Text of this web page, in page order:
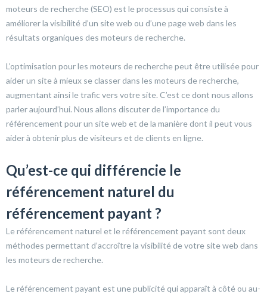
moteurs de recherche (SEO) est le processus qui consiste à
améliorer la visibilité d’un site web ou d’une page web dans les
résultats organiques des moteurs de recherche.
L’optimisation pour les moteurs de recherche peut être utilisée pour
aider un site à mieux se classer dans les moteurs de recherche,
augmentant ainsi le trafic vers votre site. C’est ce dont nous allons
parler aujourd’hui. Nous allons discuter de l’importance du
référencement pour un site web et de la manière dont il peut vous
aider à obtenir plus de visiteurs et de clients en ligne.
Qu’est-ce qui différencie le
référencement naturel du
référencement payant ?
Le référencement naturel et le référencement payant sont deux
méthodes permettant d’accroître la visibilité de votre site web dans
les moteurs de recherche.
Le référencement payant est une publicité qui apparaît à côté ou au-